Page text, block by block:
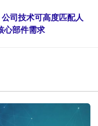
司技术可高度匹配人
心部件需求